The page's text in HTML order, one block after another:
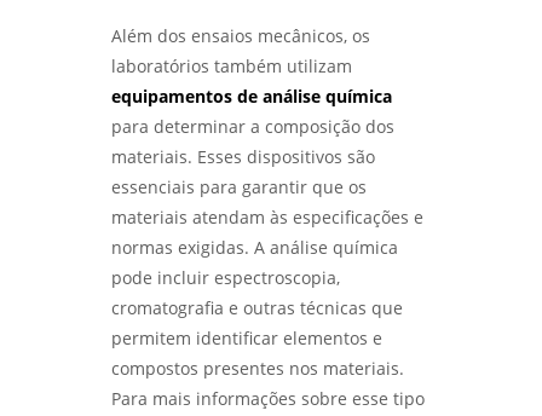
Além dos ensaios mecânicos, os
laboratórios também utilizam
equipamentos de análise química
para determinar a composição dos
materiais. Esses dispositivos são
essenciais para garantir que os
materiais atendam às especificações e
normas exigidas. A análise química
pode incluir espectroscopia,
cromatografia e outras técnicas que
permitem identificar elementos e
compostos presentes nos materiais.
Para mais informações sobre esse tipo